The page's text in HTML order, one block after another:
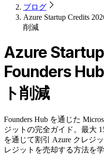
ブログ
Azure Startup Credits
削減
Azure
Founders
ト削減
Founders Hub を通じた
ジットの完全ガイド。最大
を通じて割引 Azure クレジ
レジットを売却する方法を